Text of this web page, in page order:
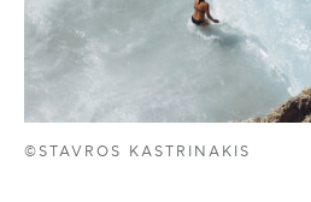
©STAVROS KASTRINAKIS